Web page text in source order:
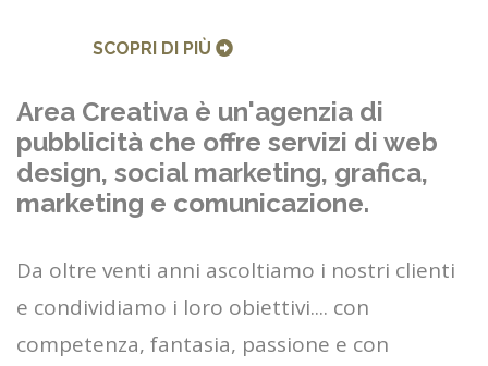
SCOPRI DI PIÙ
Area Creativa è un'agenzia di
pubblicità che offre servizi di web
design, social marketing, grafica,
marketing e comunicazione.
Da oltre venti anni ascoltiamo i nostri clienti
e condividiamo i loro obiettivi.... con
competenza, fantasia, passione e con